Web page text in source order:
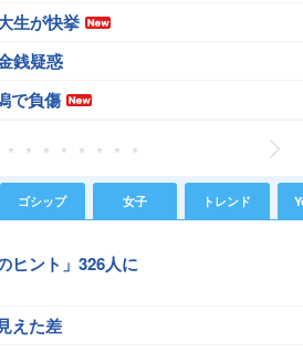
生が快挙
銭疑惑
で負傷
ゴシップ 女子 トレンド
ヒント」326人に
えた差